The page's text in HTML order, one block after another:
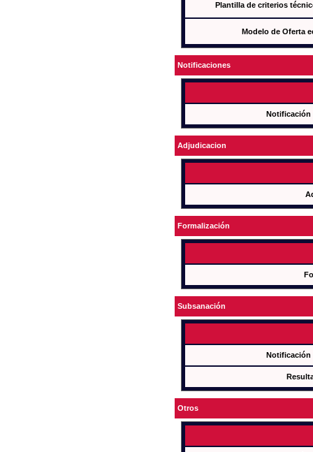
Plantilla de criterios
Modelo de Oferta
Notificaciones
Notificación
Adjudicacion
Formalización
Subsanación
Notificación
Otros